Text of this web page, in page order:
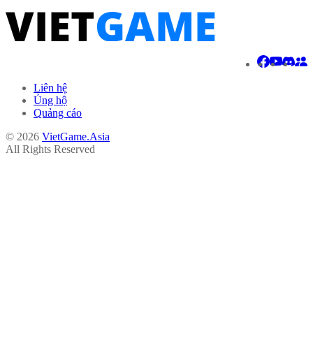
Liên hệ
Ủng hộ
Quảng cáo
© 2026 VietGame.Asia
All Rights Reserved